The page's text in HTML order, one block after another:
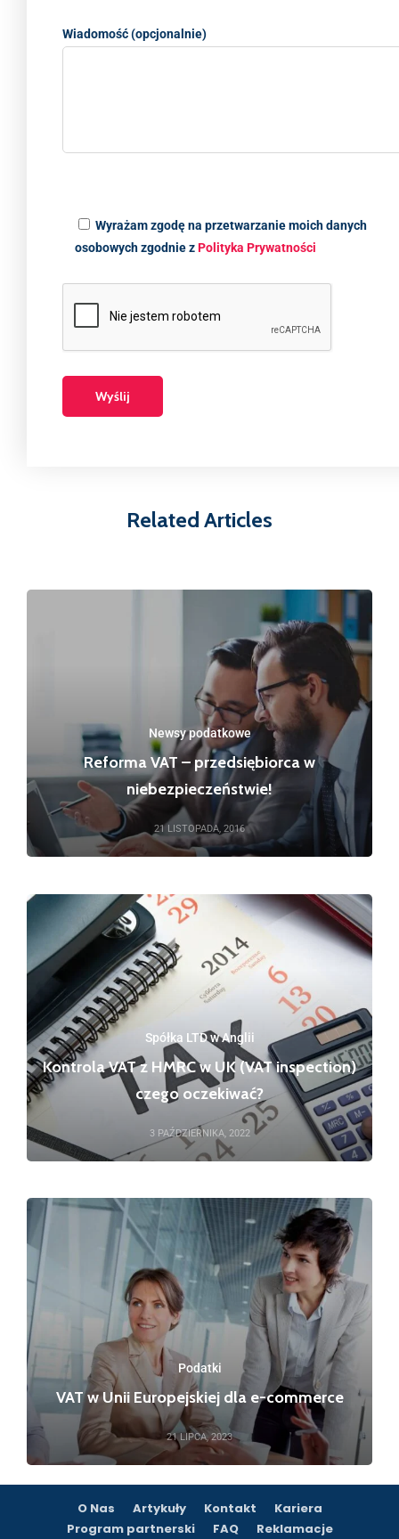
Wiadomość (opcjonalnie)
Wyrażam zgodę na przetwarzanie moich danych
osobowych zgodnie zPolityka Prywatności
Related Articles
Newsy podatkowe
Reforma VAT – przedsiębiorca w
niebezpieczeństwie!
21 LISTOPADA, 2016
Spółka LTD w Anglii
Kontrola VAT z HMRC w UK (VAT inspection)
czego oczekiwać?
3 PAŹDZIERNIKA, 2022
Podatki
VAT w Unii Europejskiej dla e-commerce
21 LIPCA, 2023
O Nas Artykuły Kontakt
Kariera
Program partnerski
FAQ
Reklamacje